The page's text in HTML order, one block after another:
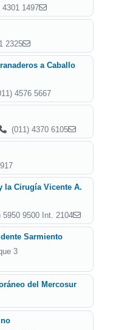
4301 1497
2325
a Caballo
4576 5667
(011) 4370 6105
la Cirugía Vicente A.
5950 9500 Int. 2104
Sarmiento
3
del Mercosur